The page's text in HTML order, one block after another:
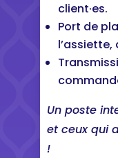
client·es.
Port de
Un poste
et ceux qui
!